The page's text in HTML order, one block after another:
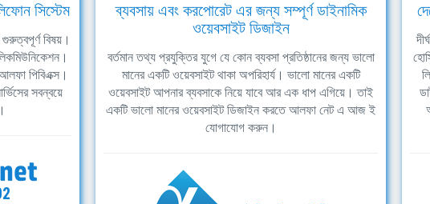
সিস্টেম
গুরুত্বপূর্ণ বিষয়।
পিবিএক্স।
সবন্বয়ে
ব্যবসায় এবং করপোরেট এর জন্য সম্পূর্ণ ডাইনামিক
ওয়েবসাইট ডিজাইন
বর্তমান তথ্য প্রযুক্তির যুগে যে কোন ব্যবসা প্রতিষ্ঠানের জন্য ভালো
মানের একটি ওয়েবসাইট থাকা অপরিহার্য। ভালো মানের একটি
ওয়েবসাইট আপনার ব্যবসাকে নিয়ে যাবে আর এক ধাপ এগিয়ে। তাই
একটি ভালো মানের ওয়েবসাইট ডিজাইন করতে আলফা নেট এ আজ ই
যোগাযোগ করুন।